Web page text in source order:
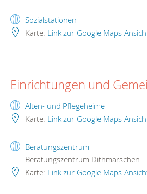
Sozialstationen
Karte: Link zur Google Maps
Einrichtungen und
Alten- und Pflegeheime
Karte: Link zur Google Maps
Beratungszentrum
Beratungszentrum Dithmarschen
Karte: Link zur Google Maps